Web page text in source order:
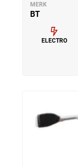
MERK
BT
ELECTRO